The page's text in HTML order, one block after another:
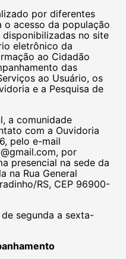
por diferentes
o acesso da população
no site
eletrônico da
ao Cidadão
das
ao Usuário, os
e a Pesquisa de
a comunidade
com a Ouvidoria
pelo e-mail
por
presencial na sede da
na Rua General
RS, CEP 96900-
segunda a sexta-